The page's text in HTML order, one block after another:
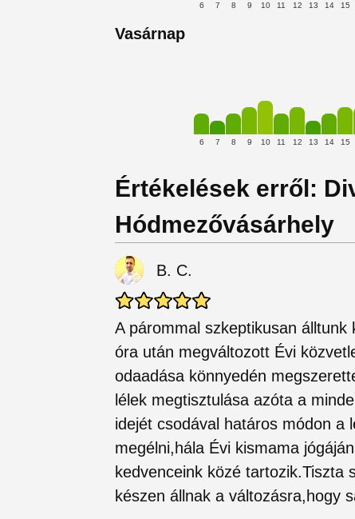
6 7 8 9 10 11 12 13 14 15
Vasárnap
6 7 8 9 10 11 12 13 14 15
Értékelések erről:
Hódmezővásárhely
B. C.
A párommal szkeptikusan
óra után megváltozott Évi
odaadása könnyedén
lélek megtisztulása azóta a
idejét csodával határos módon a
megélni,hála Évi kismama
kedvenceink közé tartozik.Tiszta
készen állnak a változásra,hogy